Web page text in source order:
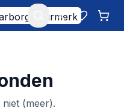
Mijn account
niet (meer).